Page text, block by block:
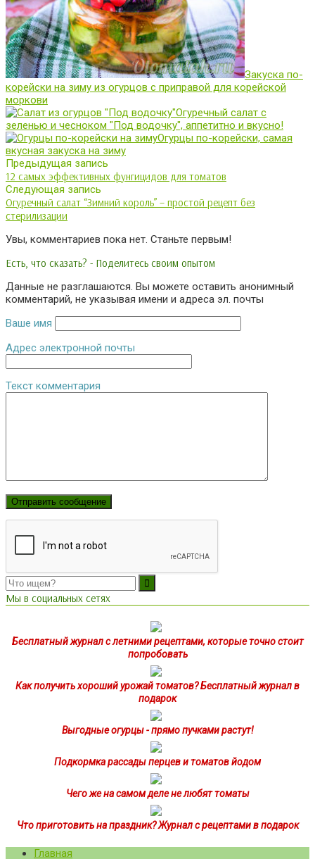
Закуска по-
корейски на зиму из огурцов с приправой для корейской
моркови
Огуречный салат с
зеленью и чесноком "Под водочку", аппетитно и вкусно!
Огурцы по-корейски, самая
вкусная закуска на зиму
Предыдущая запись
12 самых эффективных фунгицидов для томатов
Следующая запись
Огуречный салат “Зимний король” – простой рецепт без
стерилизации
Увы, комментариев пока нет. Станьте первым!
Есть, что сказать? - Поделитесь своим опытом
Данные не разглашаются. Вы можете оставить анонимный
комментарий, не указывая имени и адреса эл. почты
Ваше имя
Адрес электронной почты
Текст комментария
Мы в социальных сетях
Бесплатный журнал с летними рецептами, которые точно стоит
попробовать
Как получить хороший урожай томатов? Бесплатный журнал в
подарок
Выгодные огурцы - прямо пучками растут!
Подкормка рассады перцев и томатов йодом
Чего же на самом деле не любят томаты
Что приготовить на праздник? Журнал с рецептами в подарок
Главная